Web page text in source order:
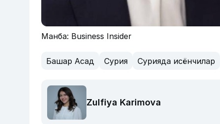
Манба: Business Insider
Башар Асад Сурия Сурияда исёнчилар
Zulfiya Karimova